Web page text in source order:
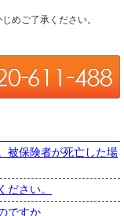
めご了承ください。
被保険者が死亡した場
さい。
ですか